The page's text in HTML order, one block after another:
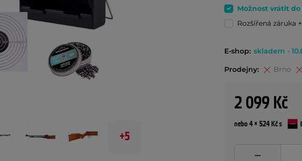
+5
Možnost vrátit
Rozšířená záruka
E-shop: skladem -
Prodejny: Brno
2 099 Kč
nebo 4 × 524 Kč s